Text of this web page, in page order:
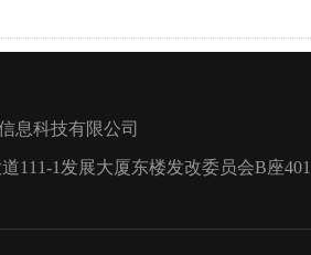
息科技有限公司
111-1发展大厦东楼发改委员会B座401